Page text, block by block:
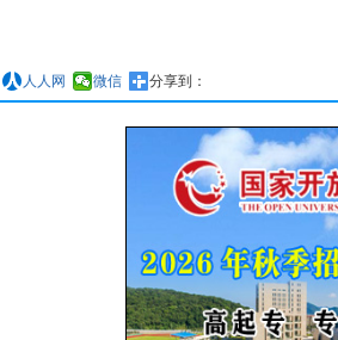
人人网 微信 分享到：